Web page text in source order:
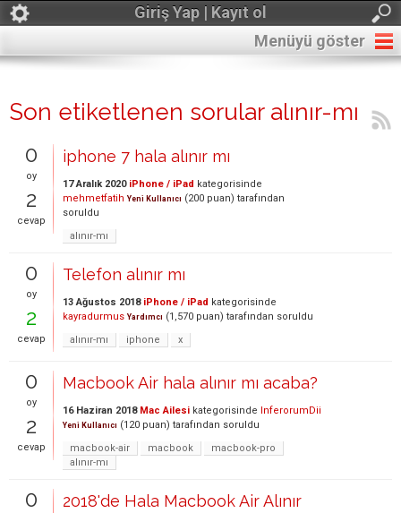
Giriş Yap | Kayıt ol
Menüyü göster
Son etiketlenen sorular alınır-mı
0
oy
2
cevap
iphone 7 hala alınır mı
17 Aralık 2020 iPhone / iPad kategorisinde
mehmetfatih Yeni Kullanıcı (200 puan) tarafından
soruldu
alınır-mı
0
oy
2
cevap
Telefon alınır mı
13 Ağustos 2018 iPhone / iPad kategorisinde
kayradurmus Yardımcı (1,570 puan) tarafından soruldu
alınır-mı
iphone x
0
oy
2
cevap
Macbook Air hala alınır mı acaba?
16 Haziran 2018 Mac Ailesi kategorisinde InferorumDii
Yeni Kullanıcı (120 puan) tarafından soruldu
macbook-air
macbook
macbook-pro
alınır-mı
0
2018'de Hala Macbook Air Alınır